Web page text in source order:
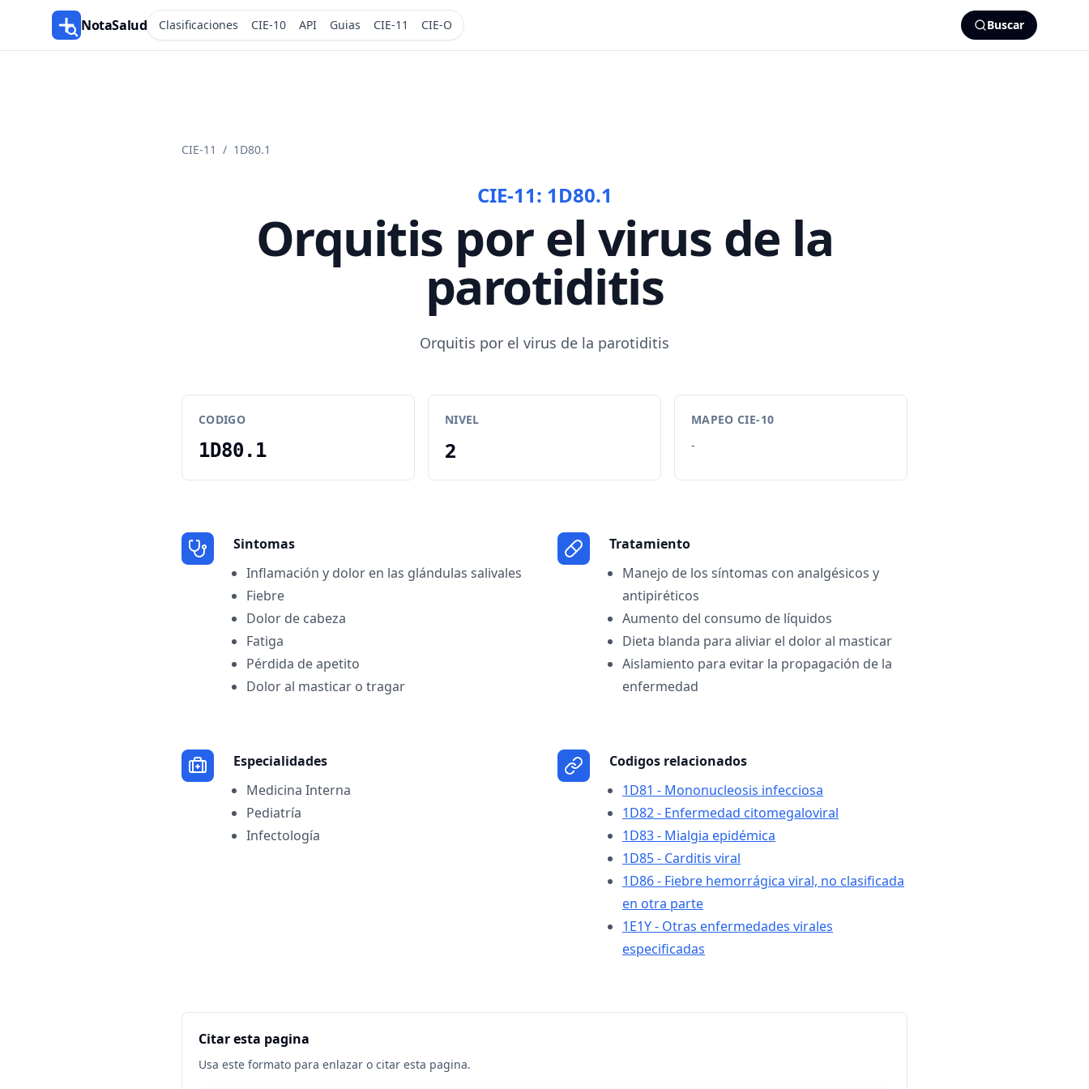
NotaSalud Clasificaciones CIE-10 API Guias CIE-11 CIE-O Buscar
CIE-11 / 1D80.1
CIE-11: 1D80.1
Orquitis por el virus de la
parotiditis
Orquitis por el virus de la parotiditis
CODIGO
1D80.1
NIVEL
2
MAPEO CIE-10
-
Sintomas
Inflamación y dolor en las glándulas salivales
Fiebre
Dolor de cabeza
Fatiga
Pérdida de apetito
Dolor al masticar o tragar
Tratamiento
Manejo de los síntomas con analgésicos y
antipiréticos
Aumento del consumo de líquidos
Dieta blanda para aliviar el dolor al masticar
Aislamiento para evitar la propagación de la
enfermedad
Especialidades
Medicina Interna
Pediatría
Infectología
Codigos relacionados
1D81 - Mononucleosis infecciosa
1D82 - Enfermedad citomegaloviral
1D83 - Mialgia epidémica
1D85 - Carditis viral
1D86 - Fiebre hemorrágica viral, no clasificada
en otra parte
1E1Y - Otras enfermedades virales
especificadas
Citar esta pagina
Usa este formato para enlazar o citar esta pagina.